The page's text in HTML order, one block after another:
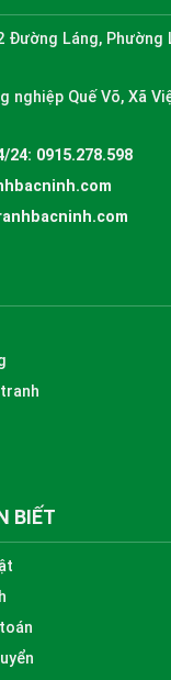
Đường Láng, Phường
nghiệp Quế Võ, Xã
24: 0915.278.598
BIẾT